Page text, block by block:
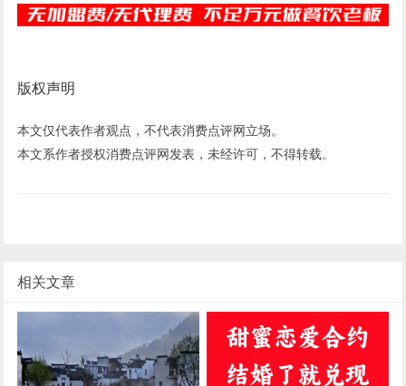
版权声明
本文仅代表作者观点，不代表消费点评网立场。
本文系作者授权消费点评网发表，未经许可，不得转载。
相关文章